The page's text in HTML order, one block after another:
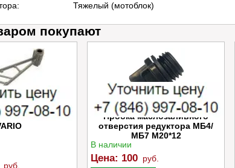
Тяжелый (мотоблок)
покупают
цепи Caiman
руб.
Пробка маслозаливного
отверстия редуктора МБ4/
МБ7 M20*12
В наличии
Цена: 100 руб.